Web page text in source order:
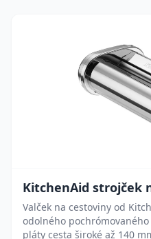
KitchenAid strojček
Valček na cestoviny od
odolného
pláty cesta široké až 140